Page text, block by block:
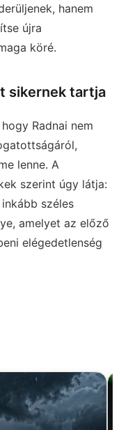
hanem
újra
köré.
sikernek tartja
Radnai nem
lenne. A
szerint úgy látja:
széles
amelyet az előző
elégedetlenség